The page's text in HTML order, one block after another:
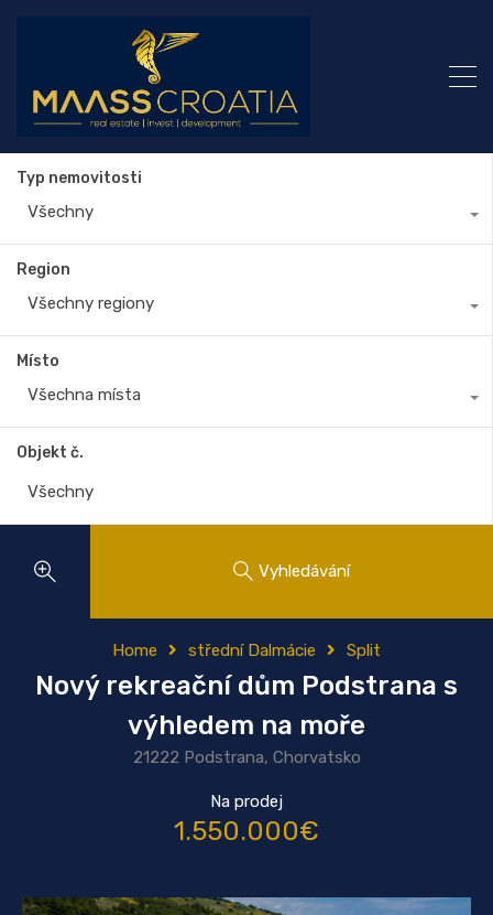
Typ nemovitosti
Všechny
Region
Všechny regiony
Místo
Všechna místa
Objekt č.
Vyhledávání
Home střední Dalmácie Split
Nový rekreační dům Podstrana s
výhledem na moře
21222 Podstrana, Chorvatsko
Na prodej
1.550.000€